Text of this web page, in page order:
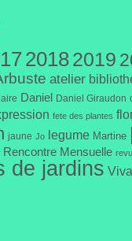
du Devon
20182019
atelier
Daniel Daniel Giraudon
fete des plantes
jaune Jo legume Martine
Rencontre Mensuelle
de jardins